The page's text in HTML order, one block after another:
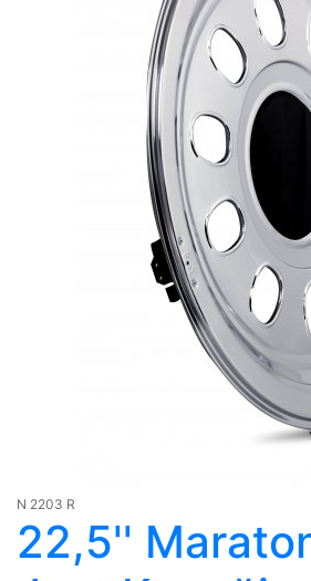
N 2203 R
22,5''